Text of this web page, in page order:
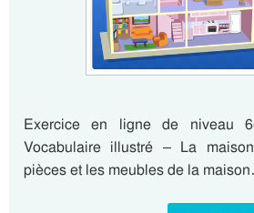
Exercice en ligne de niveau
Vocabulaire illustré – La
pièces et les meubles de la